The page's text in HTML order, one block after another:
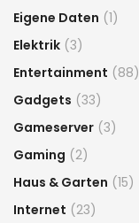
Eigene Daten (1)
Elektrik (3)
Entertainment (88)
Gadgets (33)
Gameserver (3)
Gaming (2)
Haus & Garten (15)
Internet (23)